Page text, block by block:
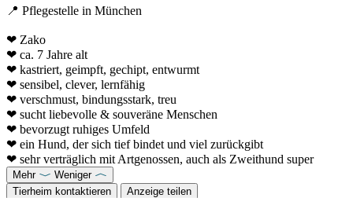
📍 Pflegestelle in München
❤ Zako
❤ ca. 7 Jahre alt
❤ kastriert, geimpft, gechipt, entwurmt
❤ sensibel, clever, lernfähig
❤ verschmust, bindungsstark, treu
❤ sucht liebevolle & souveräne Menschen
❤ bevorzugt ruhiges Umfeld
❤ ein Hund, der sich tief bindet und viel zurückgibt
❤ sehr verträglich mit Artgenossen, auch als Zweithund super
Mehr
Weniger
Tierheim kontaktieren
Anzeige teilen